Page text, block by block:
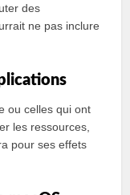
des
ne pas inclure
ou celles qui ont
les ressources,
pour ses effets